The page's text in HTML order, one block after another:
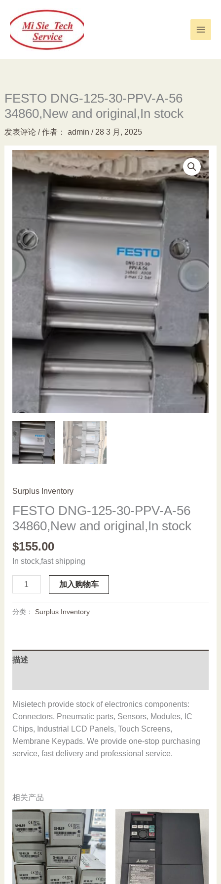
FESTO DNG-125-30-PPV-A-56
34860,New and original,In stock
发表评论 / 作者： admin / 28 3 月, 2025
Surplus Inventory
FESTO DNG-125-30-PPV-A-56
34860,New and original,In stock
$155.00
In stock,fast shipping
FESTO
DNG-
30-
56
original,In
stock
数
量
加入购物车
分类： Surplus Inventory
描述
Misietech provide stock of electronics components:
Connectors, Pneumatic parts, Sensors, Modules, IC
Chips, Industrial LCD Panels, Touch Screens,
Membrane Keypads. We provide one-stop purchasing
service, fast delivery and professional service.
相关产品